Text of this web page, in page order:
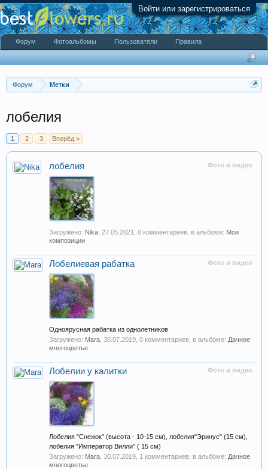
Войти или зарегистрироваться
Форум Метки
лобелия
1 2 3 Вперёд >
Фото и видео
лобелия
Загружено: Nika 27.05.2021 , 0 комментариев, в альбоме: Мои
композиции
Фото и видео
Лобелиевая рабатка
Одноярусная рабатка из однолетников
Загружено: Mara 30.07.2019 , 0 комментариев, в альбоме: Дачное
многоцветье
Фото и видео
Лобелии у калитки
Лобелия "Снежок" (высота - 10-15 см), лобелия"Эринус" (15 см),
лобелия "Император Вилли" ( 15 см)
Загружено: Mara 30.07.2019 , 1 комментариев, в альбоме: Дачное
многоцветье
Форум Фотоальбомы Пользователи Правила